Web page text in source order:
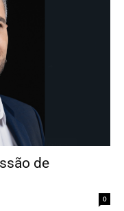
de
0